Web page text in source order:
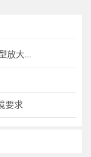
缩小
要求